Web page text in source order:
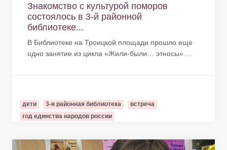
Знакомство с культурой поморов
состоялось в 3-й районной
библиотеке...
В Библиотеке на Троицкой площади прошло еще
одно занятие из цикла «Жили-были… этносы»....
дети 3-я районная библиотека
встреча
год единства народов россии